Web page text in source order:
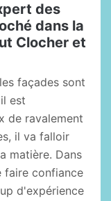
des
dans la
Clocher et
façades sont
est
de ravalement
il va falloir
matière. Dans
faire confiance
d'expérience